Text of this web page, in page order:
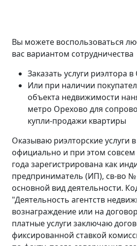
Вы можете воспользоваться
вас вариантом сотрудничества
Заказать услуги риэлтора
Или при наличии
объекта недвижимости
метро Орехово для
купли-продажи квартиры
Оказываю риэлторские услуги
официально и при этом совсем
года зарегистрирована как
предприниматель (ИП), св-во №
основной вид деятельности.
"Деятельность агентств
вознаграждение или на
платные услуги заключаю
фиксированной ставкой